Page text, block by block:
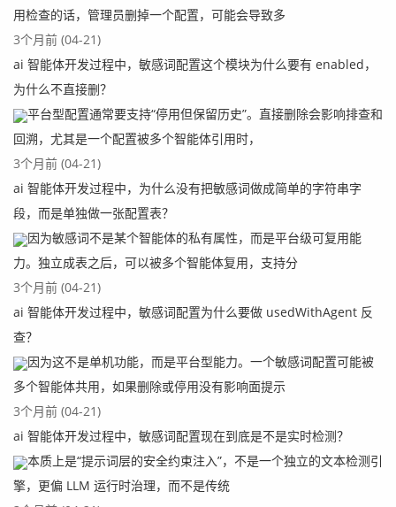
用检查的话，管理员删掉一个配置，可能会导致多
3个月前 (04-21)
ai 智能体开发过程中，敏感词配置这个模块为什么要有 enabled，
为什么不直接删？
平台型配置通常要支持“停用但保留历史”。直接删除会影响排查和
回溯，尤其是一个配置被多个智能体引用时，
3个月前 (04-21)
ai 智能体开发过程中，为什么没有把敏感词做成简单的字符串字
段，而是单独做一张配置表？
因为敏感词不是某个智能体的私有属性，而是平台级可复用能
力。独立成表之后，可以被多个智能体复用，支持分
3个月前 (04-21)
ai 智能体开发过程中，敏感词配置为什么要做 usedWithAgent 反
查？
因为这不是单机功能，而是平台型能力。一个敏感词配置可能被
多个智能体共用，如果删除或停用没有影响面提示
3个月前 (04-21)
ai 智能体开发过程中，敏感词配置现在到底是不是实时检测？
本质上是“提示词层的安全约束注入”，不是一个独立的文本检测引
擎，更偏 LLM 运行时治理，而不是传统